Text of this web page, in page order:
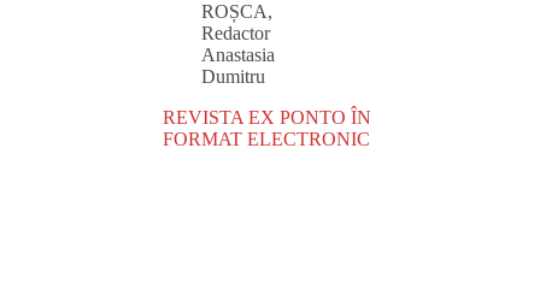
ROȘCA,
Redactor
Anastasia
Dumitru
REVISTA EX PONTO ÎN
FORMAT ELECTRONIC